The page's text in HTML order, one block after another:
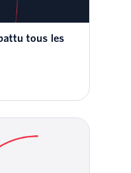
tous les